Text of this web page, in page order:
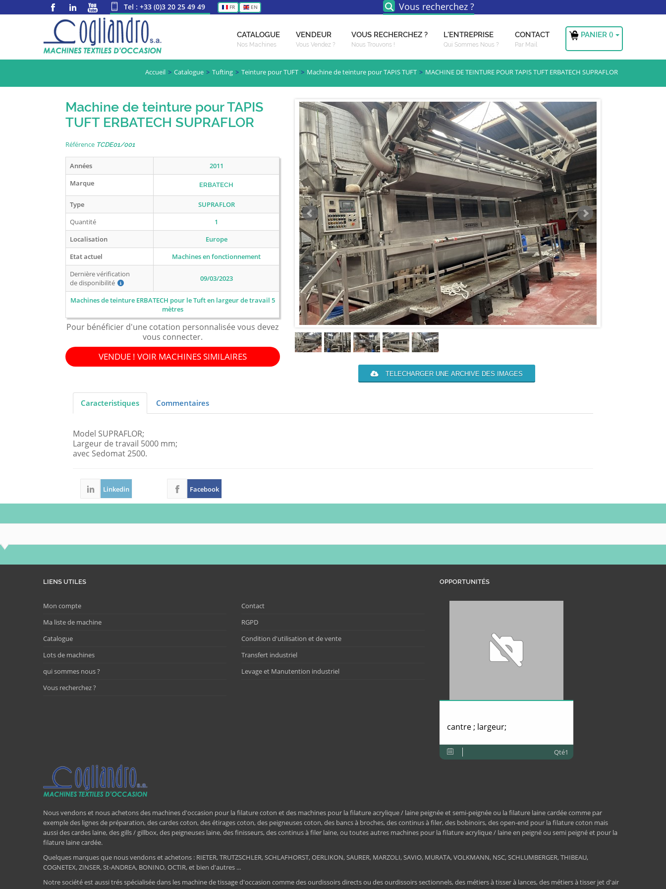
FR EN
Tel : +33 (0)3 20 25 49 49 Vous recherchez ?
CATALOGUE
Nos Machines
VENDEUR
Vous Vendez ?
VOUS RECHERCHEZ ?
Nous Trouvons !
L'ENTREPRISE
Qui Sommes Nous ?
CONTACT
Par Mail
PANIER ()
Accueil Catalogue Tufting Teinture pour TUFT Machine de teinture pour TAPIS TUFT MACHINE DE TEINTURE POUR TAPIS TUFT ERBATECH SUPRAFLOR
Machine de teinture pour TAPIS
TUFT ERBATECH SUPRAFLOR
Référence TCDE01/001
Années
2011
Marque
ERBATECH
Type
SUPRAFLOR
Quantité
1
Localisation
Europe
Etat actuel
Machines en fonctionnement
Dernière vérification
de disponibilité
09/03/2023
Machines de teinture ERBATECH pour le Tuft en largeur de travail 5
mètres
Pour bénéficier d'une cotation personnalisée vous devez
vous connecter.
VENDUE ! VOIR MACHINES SIMILAIRES
TELECHARGER UNE ARCHIVE DES IMAGES
Caracteristiques Commentaires
Model SUPRAFLOR;
Largeur de travail 5000 mm;
avec Sedomat 2500.
Linkedin Facebook
LIENS UTILES
Mon compte
Ma liste de machine
Catalogue
Lots de machines
qui sommes nous ?
Vous recherchez ?
Contact
RGPD
Condition d'utilisation et de vente
Transfert industriel
Levage et Manutention industriel
OPPORTUNITÉS
cantre ; largeur;
Qté1
Nous vendons et nous achetons des machines d'occasion pour la filature coton et des machines pour la filature acrylique / laine peignée et semi-peignée ou la filature laine cardée comme par
exemple des lignes de préparation, des cardes coton, des étirages coton, des peigneuses coton, des bancs à broches, des continus à filer, des bobinoirs, des open-end pour la filature coton mais
aussi des cardes laine, des gills / gillbox, des peigneuses laine, des finisseurs, des continus à filer laine, ou toutes autres machines pour la filature acrylique / laine en peigné ou semi peigné et pour la
filature laine cardée.
Quelques marques que nous vendons et achetons : RIETER, TRUTZSCHLER, SCHLAFHORST, OERLIKON, SAURER, MARZOLI, SAVIO, MURATA, VOLKMANN, NSC, SCHLUMBERGER, THIBEAU,
COGNETEX, ZINSER, St-ANDREA, BONINO, OCTIR, et bien d'autres ...
Notre société est aussi trés spécialisée dans les machine de tissage d'occasion comme des ourdissoirs directs ou des ourdissoirs sectionnels, des métiers à tisser à lances, des métiers à tisser jet d'air